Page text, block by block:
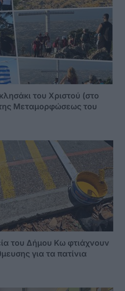
του Χριστού (στο
της Μεταμορφώσεως του
του Δήμου Κω φτιάχνουν
για τα πατίνια